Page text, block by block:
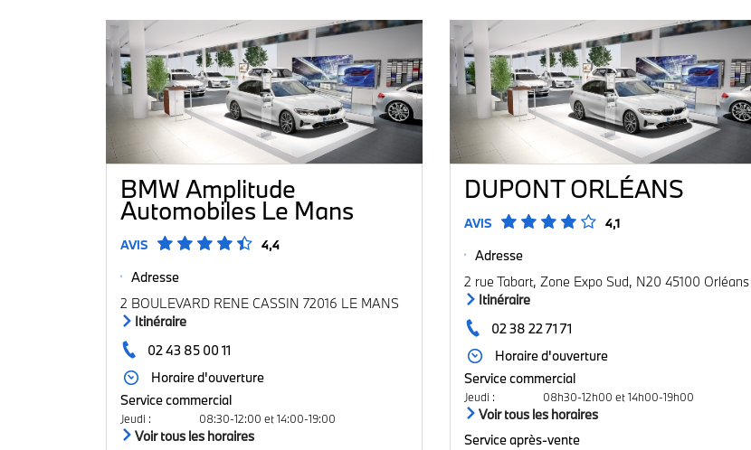
BMW Amplitude
Automobiles Le Mans
AVIS 4,4
Adresse
2 BOULEVARD RENE CASSIN 72016 LE MANS
Itinéraire
02 43 85 00 11
Horaire d'ouverture
Service commercial
Jeudi : 08:30-12:00 et 14:00-19:00
Voir tous les horaires
DUPONT ORLÉANS
AVIS 4,1
Adresse
2 rue Tabart, Zone Expo Sud, N20 45100 Orléans
Itinéraire
02 38 22 71 71
Horaire d'ouverture
Service commercial
Jeudi : 08h30-12h00 et 14h00-19h00
Voir tous les horaires
Service après-vente